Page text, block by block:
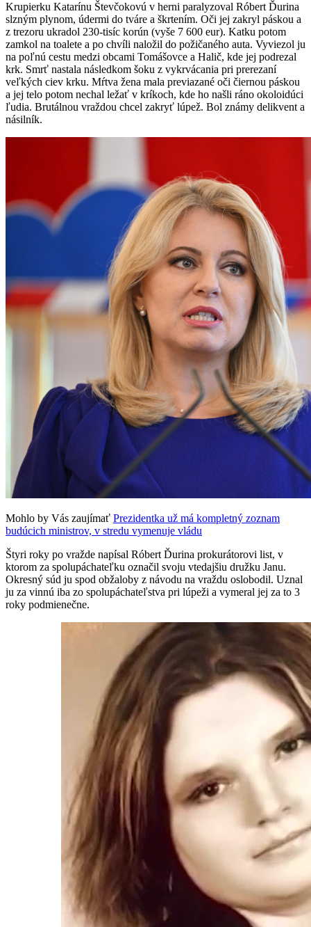
Krupierku Katarínu Števčokovú v herni paralyzoval Róbert Ďurina
slzným plynom, údermi do tváre a škrtením. Oči jej zakryl páskou a
z trezoru ukradol 230-tisíc korún (vyše 7 600 eur). Katku potom
zamkol na toalete a po chvíli naložil do požičaného auta. Vyviezol ju
na poľnú cestu medzi obcami Tomášovce a Halič, kde jej podrezal
krk. Smrť nastala následkom šoku z vykrvácania pri prerezaní
veľkých ciev krku. Mŕtva žena mala previazané oči čiernou páskou
a jej telo potom nechal ležať v kríkoch, kde ho našli ráno okoloidúci
ľudia. Brutálnou vraždou chcel zakryť lúpež. Bol známy delikvent a
násilník.
Mohlo by Vás zaujímať Prezidentka už má kompletný zoznam
budúcich ministrov, v stredu vymenuje vládu
Štyri roky po vražde napísal Róbert Ďurina prokurátorovi list, v
ktorom za spolupáchateľku označil svoju vtedajšiu družku Janu.
Okresný súd ju spod obžaloby z návodu na vraždu oslobodil. Uznal
ju za vinnú iba zo spolupáchateľstva pri lúpeži a vymeral jej za to 3
roky podmienečne.